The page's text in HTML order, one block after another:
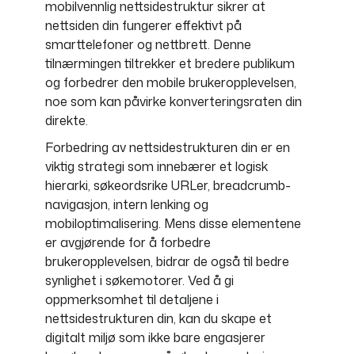
mobilvennlig nettsidestruktur sikrer at
nettsiden din fungerer effektivt på
smarttelefoner og nettbrett. Denne
tilnærmingen tiltrekker et bredere publikum
og forbedrer den mobile brukeropplevelsen,
noe som kan påvirke konverteringsraten din
direkte.
Forbedring av nettsidestrukturen din er en
viktig strategi som innebærer et logisk
hierarki, søkeordsrike URLer, breadcrumb-
navigasjon, intern lenking og
mobiloptimalisering. Mens disse elementene
er avgjørende for å forbedre
brukeropplevelsen, bidrar de også til bedre
synlighet i søkemotorer. Ved å gi
oppmerksomhet til detaljene i
nettsidestrukturen din, kan du skape et
digitalt miljø som ikke bare engasjerer